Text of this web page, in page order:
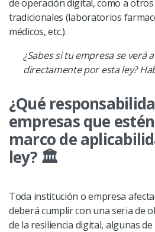
de operación digital, como a
tradicionales (laboratorios
médicos, etc.).
¿Sabes si tu empresa se verá
directamente por esta ley?
¿Qué
empresas que
marco de
ley? 🏛️
Toda institución o empresa
deberá cumplir con una seria de
de la resiliencia digital, algunas de